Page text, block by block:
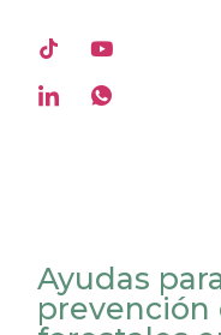
Ayudas
prevención